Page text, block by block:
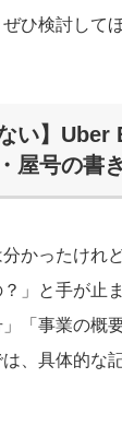
ひ検討して
い】Uber
屋号の書
かったけれ
」と手が止
「事業の概
、具体的な